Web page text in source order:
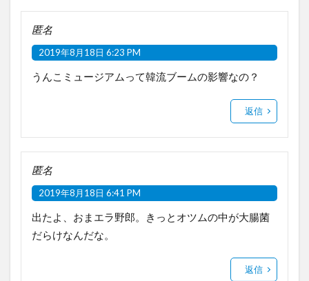
匿名
2019年8月18日 6:23 PM
うんこミュージアムって韓流ブームの影響なの？
返信
匿名
2019年8月18日 6:41 PM
出たよ、おまエラ野郎。きっとオツムの中が大腸菌
だらけなんだな。
返信